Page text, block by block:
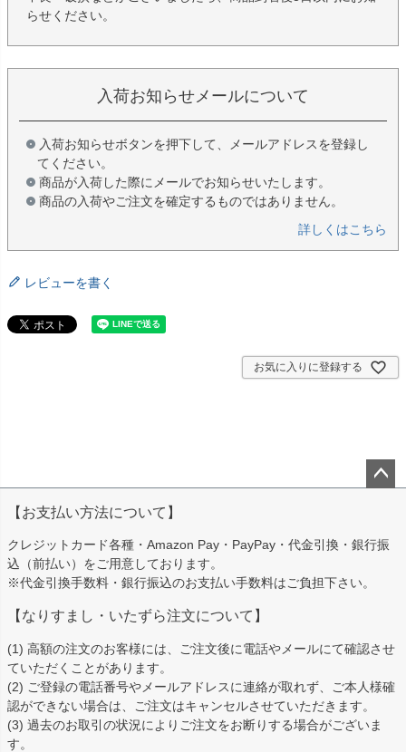
らせください。
入荷お知らせメールについて
入荷お知らせボタンを押下して、メールアドレスを登録し
てください。
商品が入荷した際にメールでお知らせいたします。
商品の入荷やご注文を確定するものではありません。
詳しくはこちら
レビューを書く
お気に入りに登録する
ップ
へ
【お支払い方法について】
クレジットカード各種・Amazon Pay・PayPay・代金引換・銀行振
込（前払い）をご用意しております。
※代金引換手数料・銀行振込のお支払い手数料はご負担下さい。
【なりすまし・いたずら注文について】
(1) 高額の注文のお客様には、ご注文後に電話やメールにて確認させ
ていただくことがあります。
(2) ご登録の電話番号やメールアドレスに連絡が取れず、ご本人様確
認ができない場合は、ご注文はキャンセルさせていただきます。
(3) 過去のお取引の状況によりご注文をお断りする場合がございま
す。